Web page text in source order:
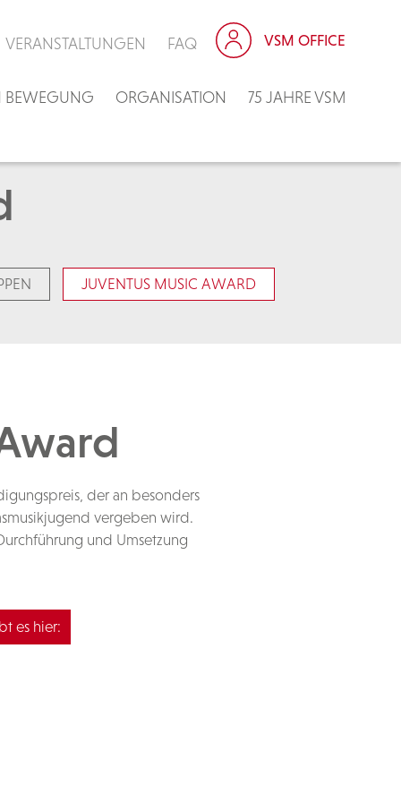
BEWEGUNG ORGANISATION 75 JAHRE VSM
VERANSTALTUNGEN FAQ VSM OFFICE
JUVENTUS MUSIC AWARD
der an besonders
vergeben wird.
und Umsetzung
es hier: